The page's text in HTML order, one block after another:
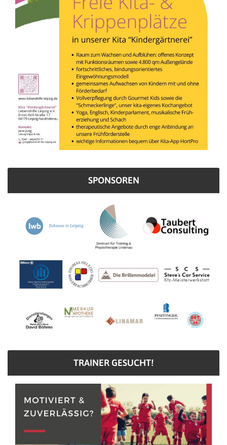
SPONSOREN
TRAINER GESUCHT!